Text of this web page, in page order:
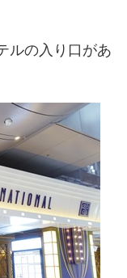
ルの入り口があ